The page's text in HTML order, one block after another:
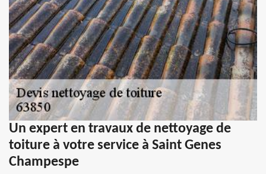
Un expert en travaux de nettoyage de
toiture à votre service à Saint Genes
Champespe